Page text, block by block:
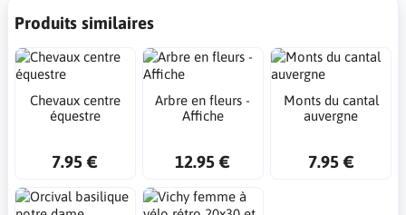
Produits similaires
Chevaux centre
équestre
7.95 €
Arbre en fleurs -
Affiche
12.95 €
Monts du cantal
auvergne
7.95 €